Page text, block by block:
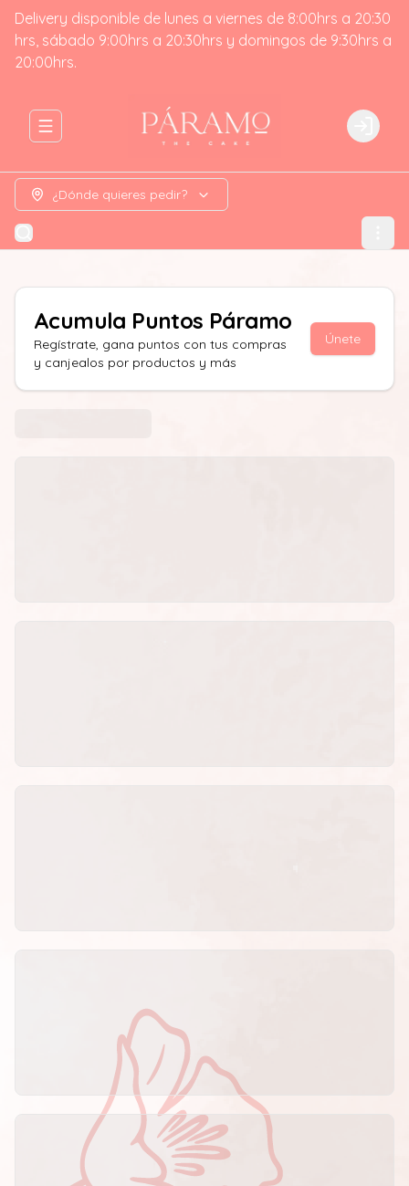
Delivery disponible de lunes a viernes de 8:00hrs a 20:30
hrs, sábado 9:00hrs a 20:30hrs y domingos de 9:30hrs a
20:00hrs.
Abrir menu de navegación Login
¿Dónde quieres pedir?
Acumula Puntos Páramo
Regístrate, gana puntos con tus compras
y canjealos por productos y más
Únete